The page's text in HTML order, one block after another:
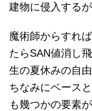
建物に侵入する
魔術師からすれ
たらSAN値消し
生の夏休みの自
ちなみにベース
も幾つかの要素